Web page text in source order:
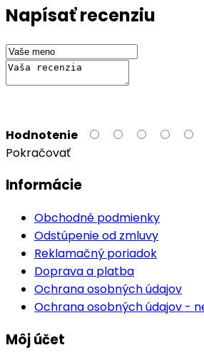
Napísať recenziu
Hodnotenie
Pokračovať
Informácie
Obchodné podmienky
Odstúpenie od zmluvy
Reklamačný poriadok
Doprava a platba
Ochrana osobných údajov
Ochrana osobných údajov -
Môj účet